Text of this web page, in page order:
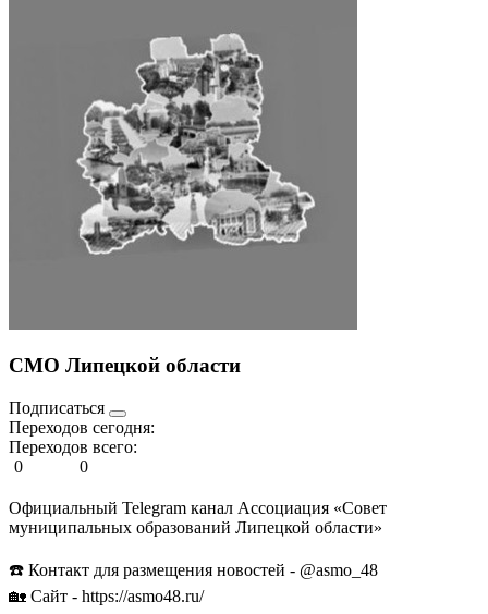
СМО Липецкой области
Подписаться
Переходов сегодня:
Переходов всего:
0
0
Официальный Telegram канал Ассоциация «Совет
муниципальных образований Липецкой области»
☎️ Контакт для размещения новостей - @asmo_48
🏡 Сайт - https://asmo48.ru/